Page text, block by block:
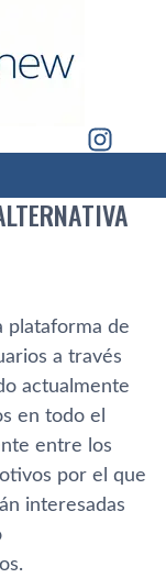
plataforma de
a través
actualmente
en todo el
entre los
por el que
interesadas